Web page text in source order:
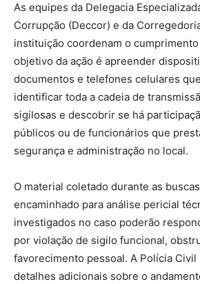
As equipes da Delegacia
Corrupção (Deccor) e da
instituição coordenam o
objetivo da ação é apreender
documentos e telefones celulares
identificar toda a cadeia de
sigilosas e descobrir se há
públicos ou de funcionários que
segurança e administração no local.
O material coletado durante as
encaminhado para análise pericial
investigados no caso poderão
por violação de sigilo funcional,
favorecimento pessoal. A Polícia
detalhes adicionais sobre o